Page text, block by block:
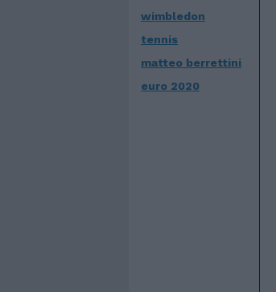
wimbledon
tennis
matteo berrettini
euro 2020